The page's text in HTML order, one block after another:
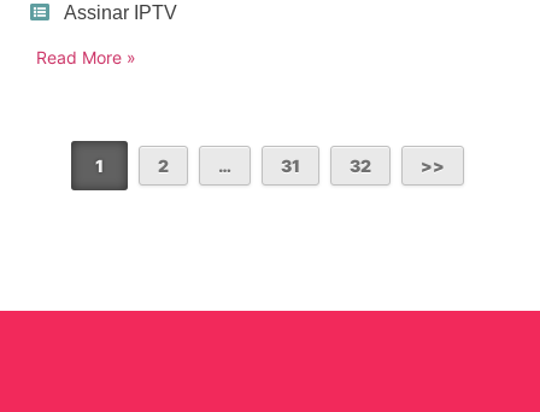
Assinar IPTV
Read More »
1 2 … 31 32